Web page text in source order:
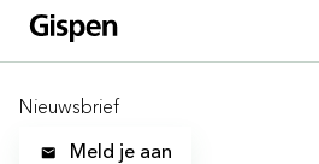
Nieuwsbrief
Meld je aan